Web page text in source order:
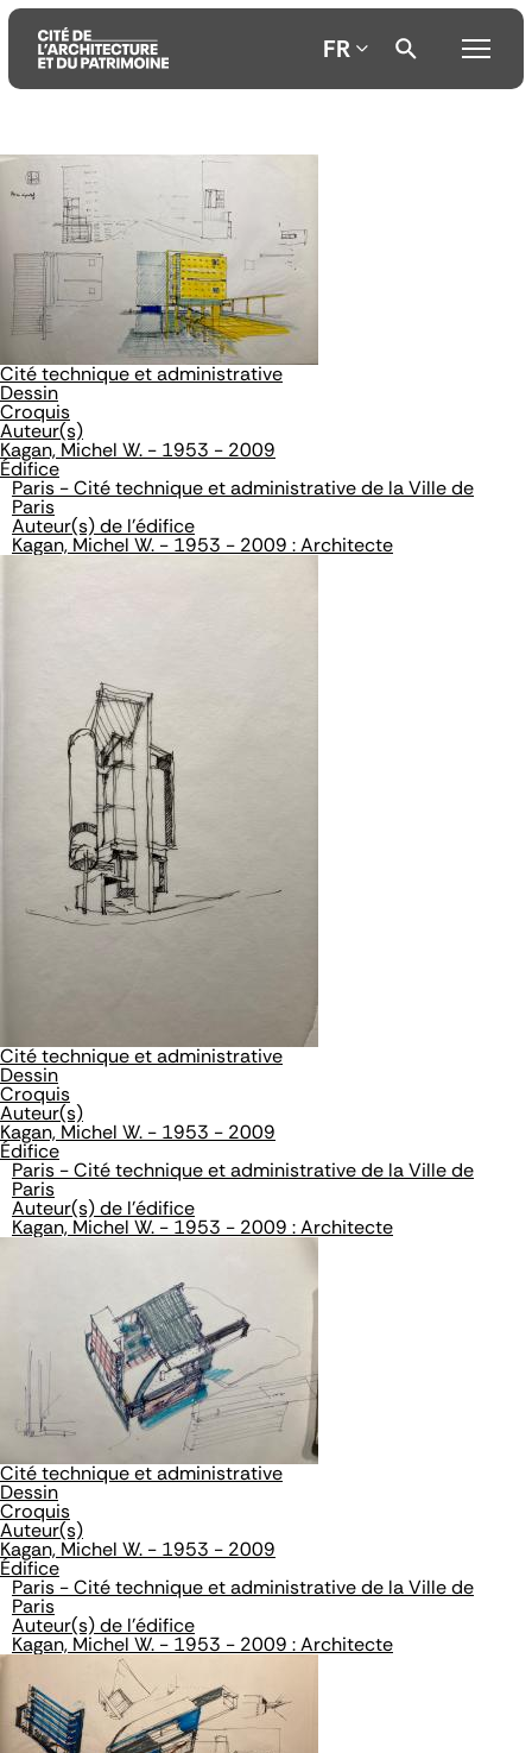
Aller
au
contenu
principal
Aller
au
principal
Aller
recherche
FR
Cité technique et administrative
Dessin
Croquis
Auteur(s)
Kagan, Michel W. - 1953 - 2009
Édifice
Paris - Cité technique et administrative de la Ville de
Paris
Auteur(s) de l'édifice
Kagan, Michel W. - 1953 - 2009 : Architecte
Cité technique et administrative
Dessin
Croquis
Auteur(s)
Kagan, Michel W. - 1953 - 2009
Édifice
Paris - Cité technique et administrative de la Ville de
Paris
Auteur(s) de l'édifice
Kagan, Michel W. - 1953 - 2009 : Architecte
Cité technique et administrative
Dessin
Croquis
Auteur(s)
Kagan, Michel W. - 1953 - 2009
Édifice
Paris - Cité technique et administrative de la Ville de
Paris
Auteur(s) de l'édifice
Kagan, Michel W. - 1953 - 2009 : Architecte